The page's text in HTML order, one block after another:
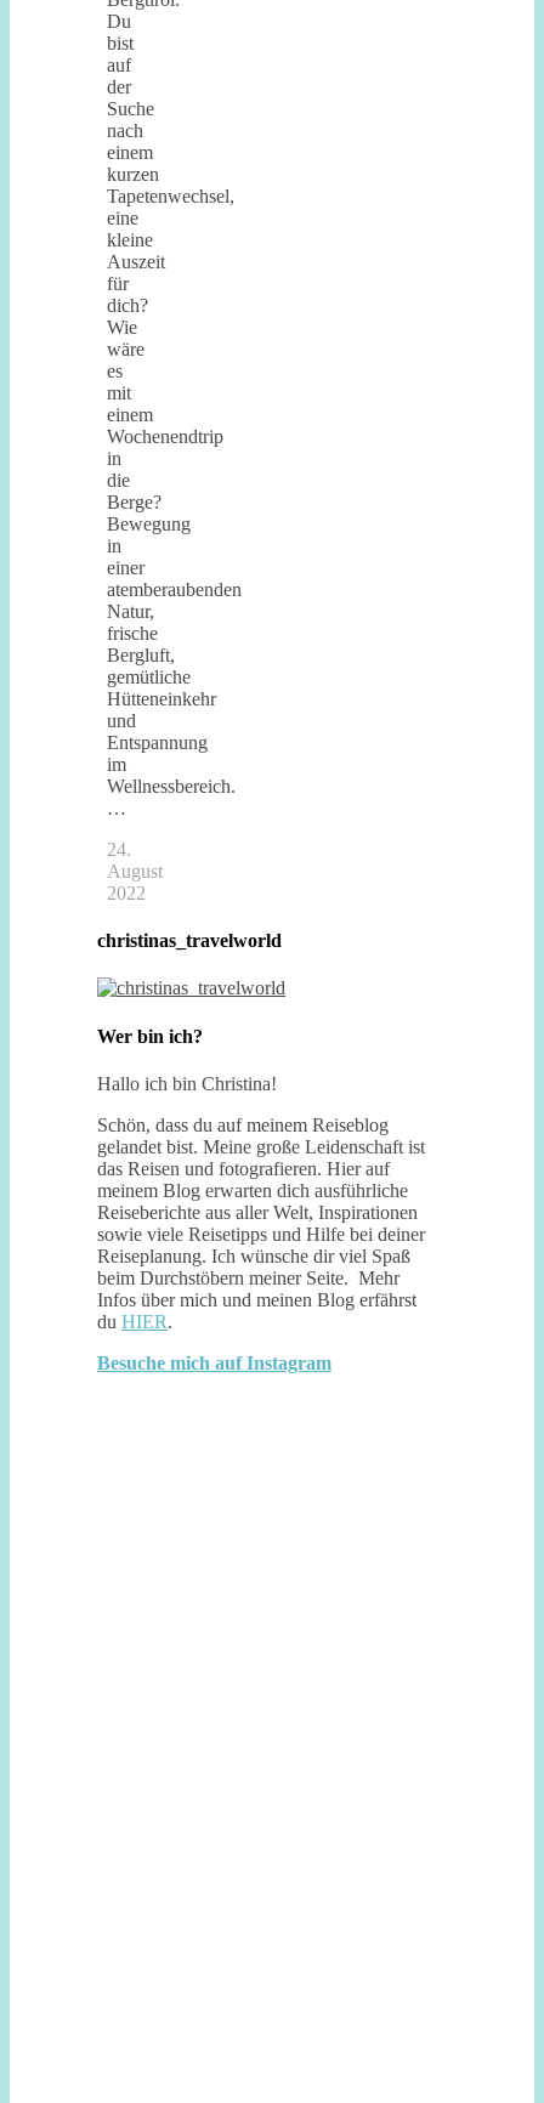
Du
bist
auf
der
Suche
nach
einem
kurzen
Tapetenwechsel,
eine
kleine
Auszeit
für
dich?
Wie
wäre
es
mit
einem
Wochenendtrip
in
die
Berge?
Bewegung
in
einer
atemberaubenden
Natur,
frische
Bergluft,
gemütliche
Hütteneinkehr
und
Entspannung
im
Wellnessbereich.
…
24.
August
2022
christinas_travelworld
Wer bin ich?
Hallo ich bin Christina!
Schön, dass du auf meinem Reiseblog
gelandet bist. Meine große Leidenschaft ist
das Reisen und fotografieren. Hier auf
meinem Blog erwarten dich ausführliche
Reiseberichte aus aller Welt, Inspirationen
sowie viele Reisetipps und Hilfe bei deiner
Reiseplanung. Ich wünsche dir viel Spaß
beim Durchstöbern meiner Seite. Mehr
Infos über mich und meinen Blog erfährst
du HIER.
Besuche mich auf Instagram